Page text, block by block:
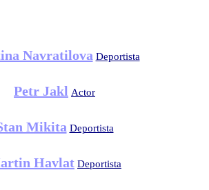
Navratilova Deportista
Petr Jakl Actor
Mikita Deportista
Havlat Deportista